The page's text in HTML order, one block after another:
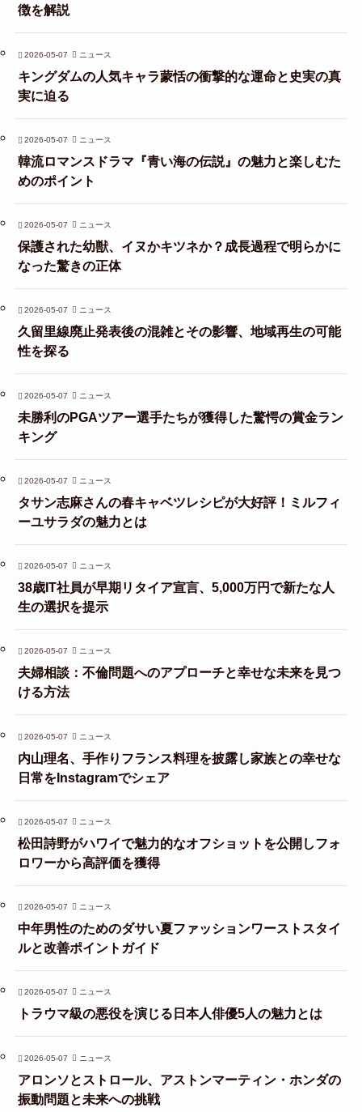
徴を解説
2026-05-07 ニュース
キングダムの人気キャラ蒙恬の衝撃的な運命と史実の真
実に迫る
2026-05-07 ニュース
韓流ロマンスドラマ『青い海の伝説』の魅力と楽しむた
めのポイント
2026-05-07 ニュース
保護された幼獣、イヌかキツネか？成長過程で明らかに
なった驚きの正体
2026-05-07 ニュース
久留里線廃止発表後の混雑とその影響、地域再生の可能
性を探る
2026-05-07 ニュース
未勝利のPGAツアー選手たちが獲得した驚愕の賞金ラン
キング
2026-05-07 ニュース
タサン志麻さんの春キャベツレシピが大好評！ミルフィ
ーユサラダの魅力とは
2026-05-07 ニュース
38歳IT社員が早期リタイア宣言、5,000万円で新たな人
生の選択を提示
2026-05-07 ニュース
夫婦相談：不倫問題へのアプローチと幸せな未来を見つ
ける方法
2026-05-07 ニュース
内山理名、手作りフランス料理を披露し家族との幸せな
日常をInstagramでシェア
2026-05-07 ニュース
松田詩野がハワイで魅力的なオフショットを公開しフォ
ロワーから高評価を獲得
2026-05-07 ニュース
中年男性のためのダサい夏ファッションワーストスタイ
ルと改善ポイントガイド
2026-05-07 ニュース
トラウマ級の悪役を演じる日本人俳優5人の魅力とは
2026-05-07 ニュース
アロンソとストロール、アストンマーティン・ホンダの
振動問題と未来への挑戦